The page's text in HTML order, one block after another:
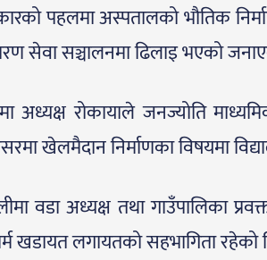
पहलमा अस्पतालको भौतिक
सेवा सञ्चालनमा ढिलाइ भएको
अध्यक्ष रोकायाले जनज्योति
खेलमैदान निर्माणका विषयमा
वडा अध्यक्ष तथा गाउँपालिका
खडायत लगायतको सहभागिता रहेको